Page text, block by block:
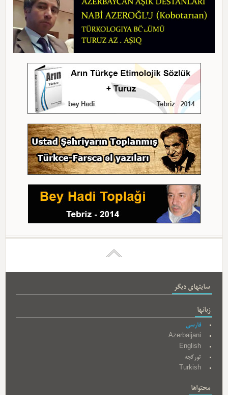
سایتهای دیگر
زبانها
فارسی
Azerbaijani
English
تورکجه
Turkish
محتواها